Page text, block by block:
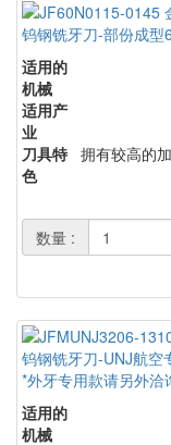
钨钢铣牙刀-部份成型
适用的
机械
适用产
业
刀具特
色
拥有较高的
数量 :
钨钢铣牙刀-UNJ航空
*外牙专用款请另外洽
适用的
机械